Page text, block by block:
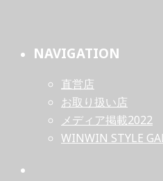
NAVIGATION
直営店
お取り扱い店
メディア掲載2022
WINWIN STYLE